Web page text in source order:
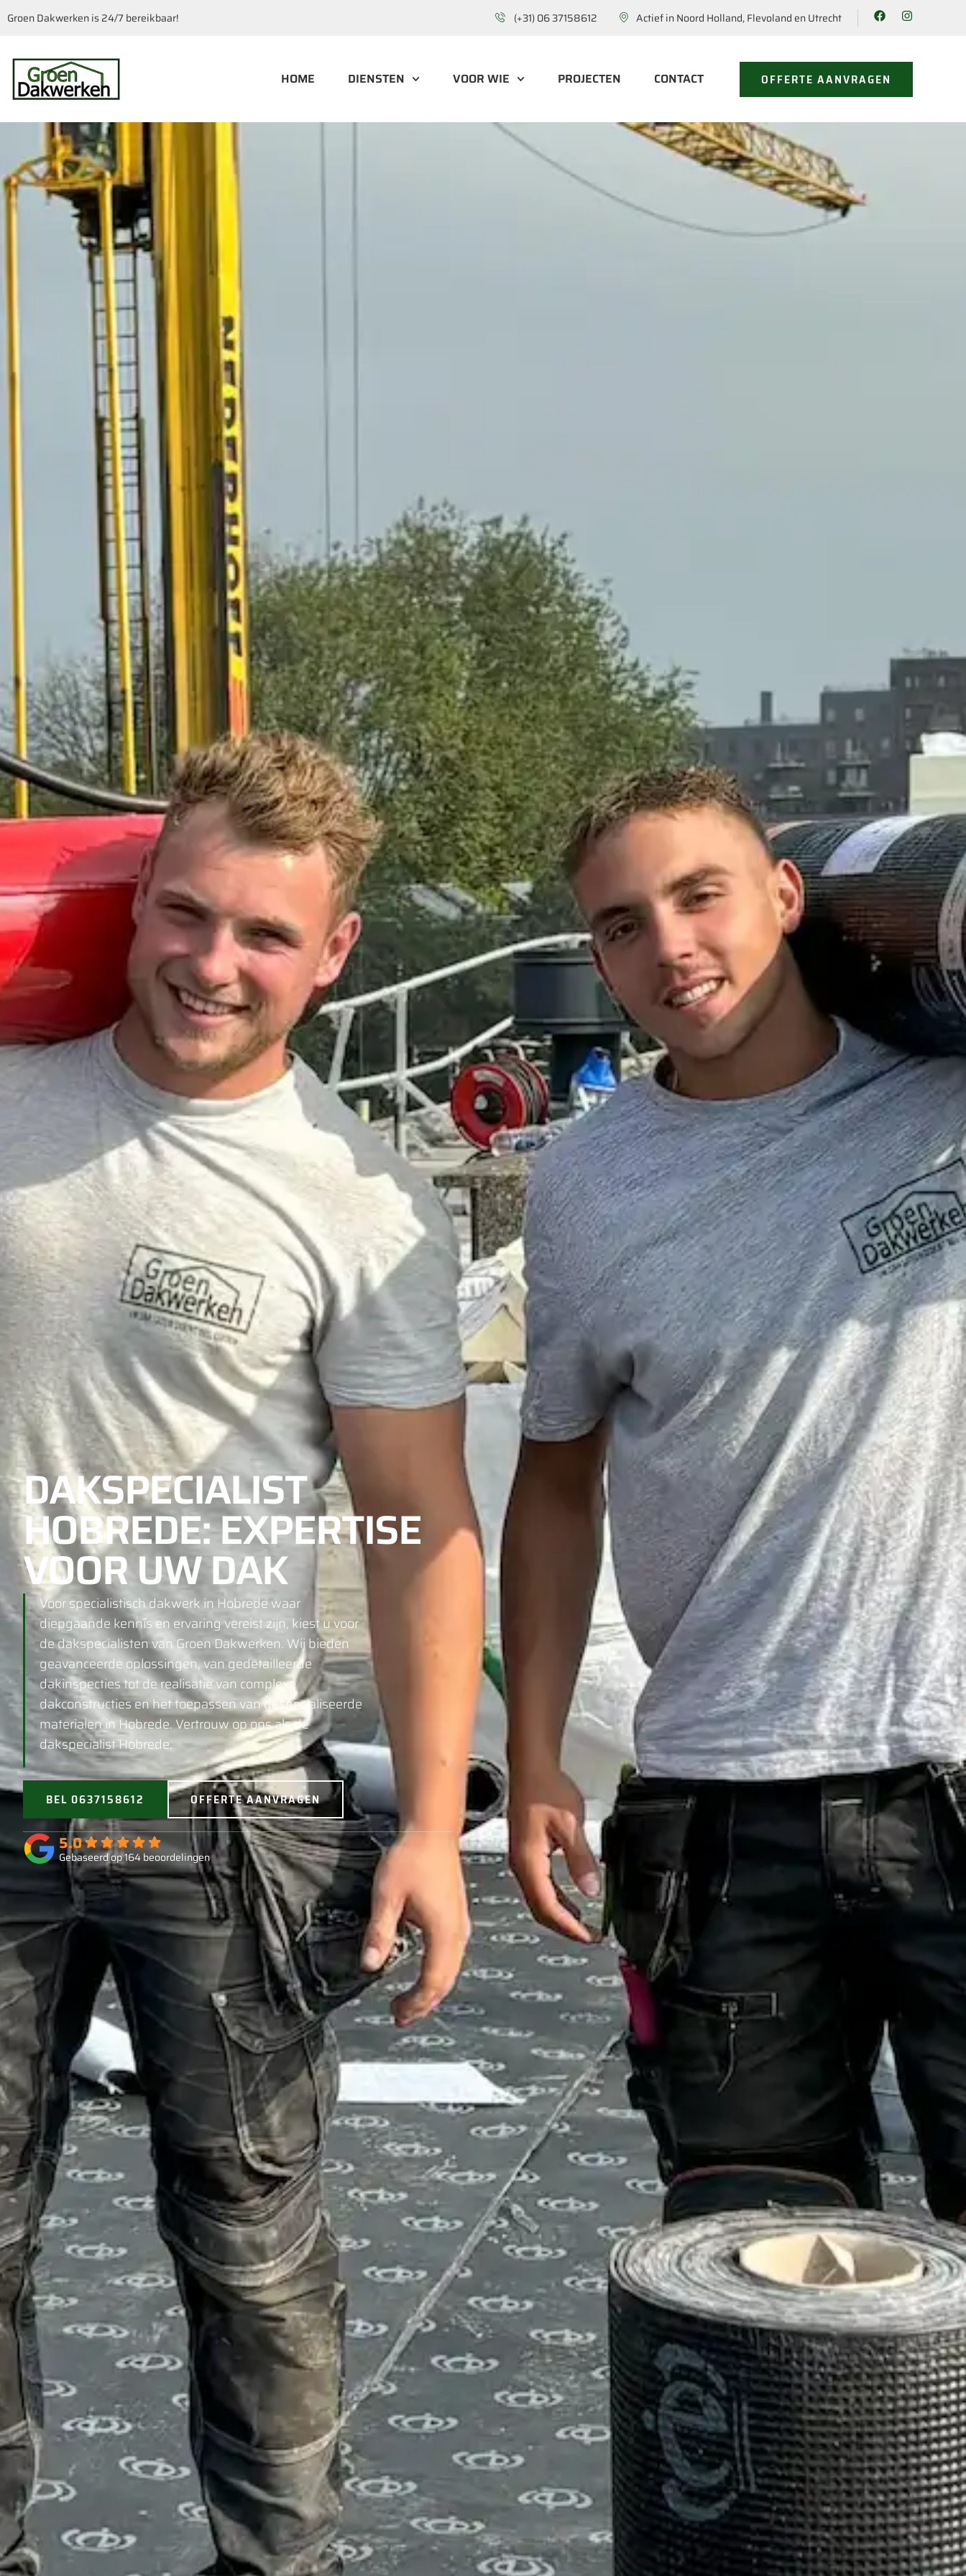
Groen Dakwerken is 24/7 bereikbaar! (+31) 06 37158612 Actief in Noord Holland, Flevoland en Utrecht
HOME DIENSTEN VOOR WIE PROJECTEN CONTACT OFFERTE AANVRAGEN
DAKSPECIALIST
HOBREDE: EXPERTISE
VOOR UW DAK
Voor specialistisch dakwerk in Hobrede waar
diepgaande kennis en ervaring vereist zijn, kiest u voor
de dakspecialisten van Groen Dakwerken. Wij bieden
geavanceerde oplossingen, van gedetailleerde
dakinspecties tot de realisatie van complexe
dakconstructies en het toepassen van gespecialiseerde
materialen in Hobrede. Vertrouw op ons als de
dakspecialist Hobrede.
BEL 0637158612 OFFERTE AANVRAGEN
5.0
Gebaseerd op 164 beoordelingen